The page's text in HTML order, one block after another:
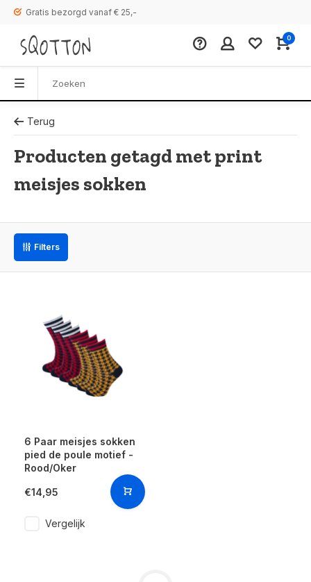
Gratis bezorgd vanaf € 25,-
0
Terug
Producten getagd met print
meisjes sokken
Filters
6 Paar meisjes sokken
pied de poule motief -
Rood/Oker
€14,95
Vergelijk